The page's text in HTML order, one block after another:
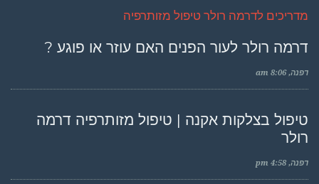
מדריכים לדרמה רולר טיפול מזותרפיה
דרמה רולר לעור הפנים האם עוזר או פוגע ?
דפנה 8:06 am
טיפול בצלקות אקנה | טיפול מזותרפיה דרמה
רולר
דפנה 4:58 pm